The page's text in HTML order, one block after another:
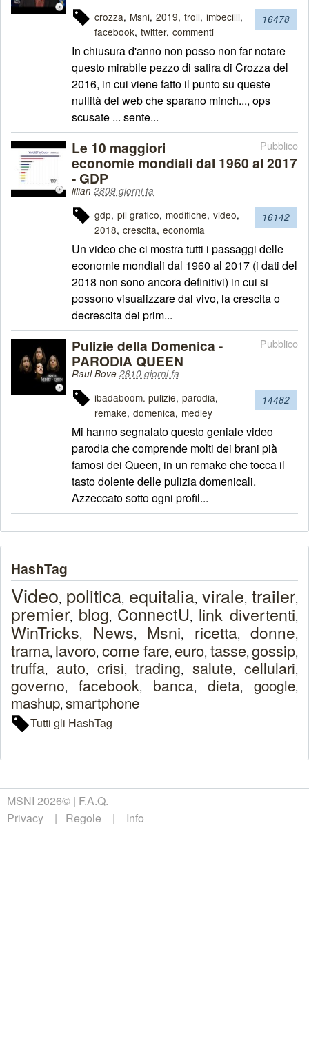
16478
crozza Msni 2019 troll imbecilli
facebook twitter commenti
In chiusura d'anno non posso non far notare
questo mirabile pezzo di satira di Crozza del
2016, in cui viene fatto il punto su queste
nullità del web che sparano minch..., ops
scusate ... sente...
Pubblico
Le 10 maggiori
economie mondiali dal 1960 al 2017
- GDP
lilian 2809 giorni fa
16142
gdp pil grafico modifiche video
2018 crescita economia
Un video che ci mostra tutti i passaggi delle
economie mondiali dal 1960 al 2017 (i dati del
2018 non sono ancora definitivi) in cui si
possono visualizzare dal vivo, la crescita o
decrescita dei prim...
Pubblico
Pulizie della Domenica -
PARODIA QUEEN
Raul Bove 2810 giorni fa
14482
ibadaboom. pulizie parodia
remake domenica medley
Mi hanno segnalato questo geniale video
parodia che comprende molti dei brani pià
famosi dei Queen, in un remake che tocca il
tasto dolente delle pulizia domenicali.
Azzeccato sotto ogni profil...
HashTag
Video, politica, equitalia, virale, trailer,
premier, blog, ConnectU, link divertenti,
WinTricks, News, Msni, ricetta, donne,
trama, lavoro, come fare, euro, tasse,gossip,
truffa, auto, crisi,trading,salute,cellulari,
governo, facebook, banca, dieta, google,
mashup, smartphone
Tutti gli HashTag
MSNI 2026© F.A.Q.
Privacy
Regole Info